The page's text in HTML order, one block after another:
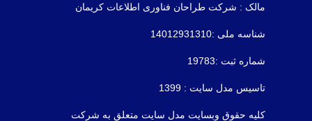
مالک : شرکت طراحان فناوری اطلاعات كريمان
شناسه ملی :14012931310
شماره ثبت :19783
تاسیس مدل سایت : 1399
کلیه حقوق وبسایت مدل سایت متعلق به شرکت